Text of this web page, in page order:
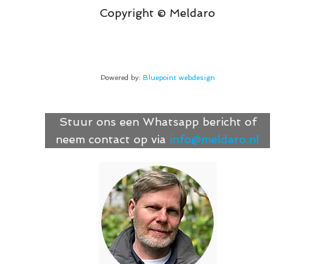
Copyright © Meldaro
Powered by: Bluepoint webdesign
Stuur ons een Whatsapp bericht of
neem contact op via info@meldaro.nl